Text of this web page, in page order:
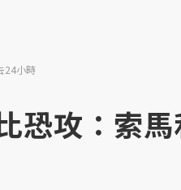
24小時
恐攻：索